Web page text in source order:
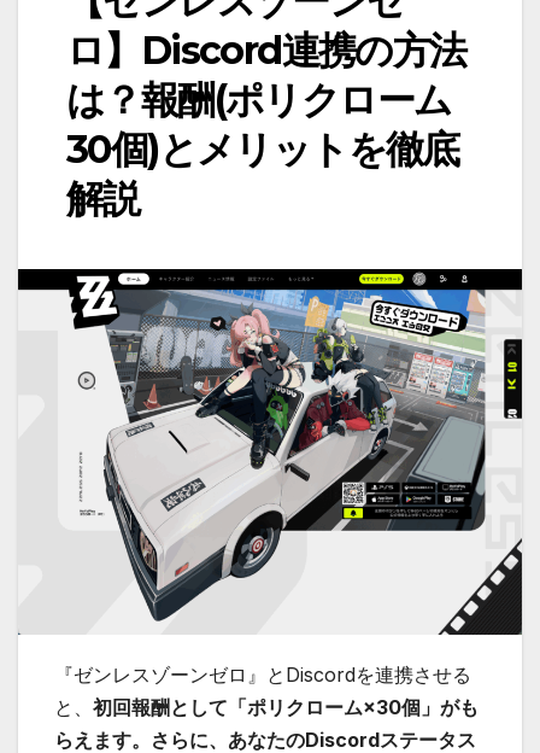
ロ】Discord連携の方法
は？報酬(ポリクローム
30個)とメリットを徹底
解説
『ゼンレスゾーンゼロ』とDiscordを連携させる
と、 初回報酬として「ポリクローム×30個」がも
らえます。さらに、あなたのDiscordステータス